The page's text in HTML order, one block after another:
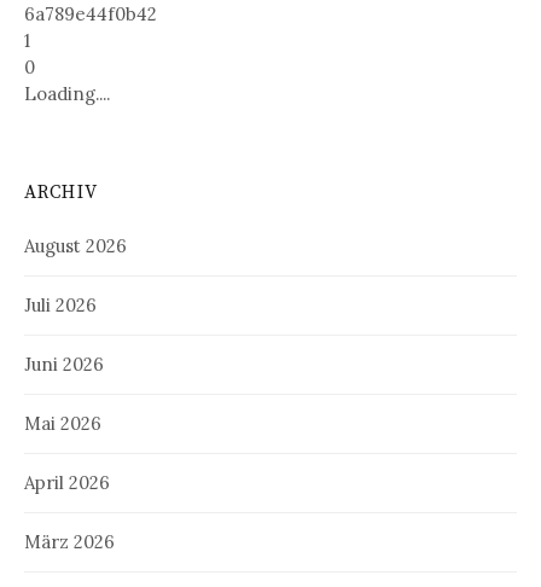
6a789e44f0b42
1
0
Loading....
ARCHIV
August 2026
Juli 2026
Juni 2026
Mai 2026
April 2026
März 2026